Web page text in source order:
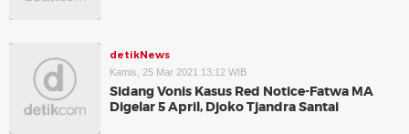
detikNews
Kamis, 25 Mar 2021 13:12 WIB
Sidang Vonis Kasus Red Notice-Fatwa MA
Digelar 5 April, Djoko Tjandra Santai